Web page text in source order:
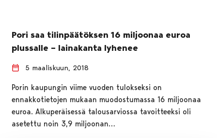
Pori saa tilinpäätöksen 16 miljoonaa euroa
plussalle – lainakanta lyhenee
5 maaliskuun, 2018
Porin kaupungin viime vuoden tulokseksi on
ennakkotietojen mukaan muodostumassa 16 miljoonaa
euroa. Alkuperäisessä talousarviossa tavoitteeksi oli
asetettu noin 3,9 miljoonan…